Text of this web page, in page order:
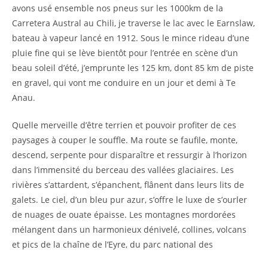
avons usé ensemble nos pneus sur les 1000km de la
Carretera Austral au Chili, je traverse le lac avec le Earnslaw,
bateau à vapeur lancé en 1912. Sous le mince rideau d’une
pluie fine qui se lève bientôt pour l’entrée en scène d’un
beau soleil d’été, j’emprunte les 125 km, dont 85 km de piste
en gravel, qui vont me conduire en un jour et demi à Te
Anau.
Quelle merveille d’être terrien et pouvoir profiter de ces
paysages à couper le souffle. Ma route se faufile, monte,
descend, serpente pour disparaître et ressurgir à l’horizon
dans l’immensité du berceau des vallées glaciaires. Les
rivières s’attardent, s’épanchent, flânent dans leurs lits de
galets. Le ciel, d’un bleu pur azur, s’offre le luxe de s’ourler
de nuages de ouate épaisse. Les montagnes mordorées
mélangent dans un harmonieux dénivelé, collines, volcans
et pics de la chaîne de l’Eyre, du parc national des